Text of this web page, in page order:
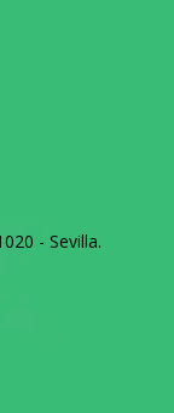
- Sevilla.